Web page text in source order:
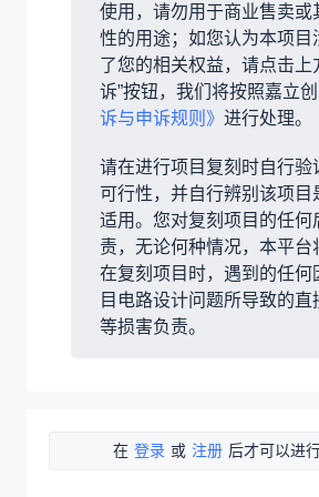
使用，请勿用于商业售卖或
性的用途；如您认为本项目
了您的相关权益，请点击上
诉”按钮，我们将按照嘉立创
诉与申诉规则》 进行处理。
请在进行项目复刻时自行验
可行性，并自行辨别该项目
适用。您对复刻项目的任何
责，无论何种情况，本平台
在复刻项目时，遇到的任何
目电路设计问题所导致的直
等损害负责。
在 登录 或 注册 后才可以进